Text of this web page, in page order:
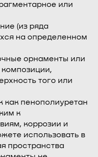
или
(из ряда
на определенном
орнаменты или
того или
как пенополиуретан
к
коррозии и
использовать в
пространства